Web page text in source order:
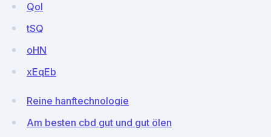
QoI
tSQ
oHN
xEqEb
Reine hanftechnologie
Am besten cbd gut und gut ölen